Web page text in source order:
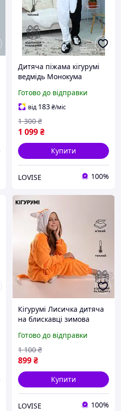
Дитяча піжама кігурумі
ведмідь Монокума
Kigurumi Danganronpa
Monokuma розмір 140 (на
зріст 130-140 см)
Готово до відправки
від 183₴/міс
1 099₴
1 300 ₴
Купити
LOVISE 100%
Кігурумі Лисичка дитяча
на блискавці зимова
для дівчинки та хлопчика
Готово до відправки
899₴
1 100 ₴
Купити
LOVISE 100%